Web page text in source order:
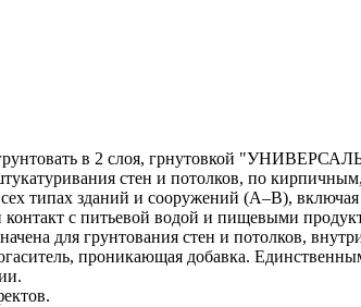
в 2 слоя, грнутовкой
стен и потолков, по
типах зданий и сооружений (А–В),
с питьевой водой и пищевыми
для грунтования стен и потолков,
проникающая добавка.